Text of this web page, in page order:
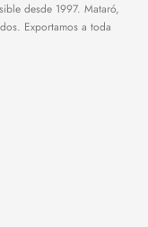
desde 1997. Mataró,
Exportamos a toda